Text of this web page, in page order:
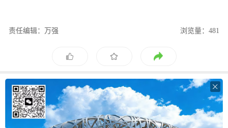
责任编辑：万强 浏览量：481
